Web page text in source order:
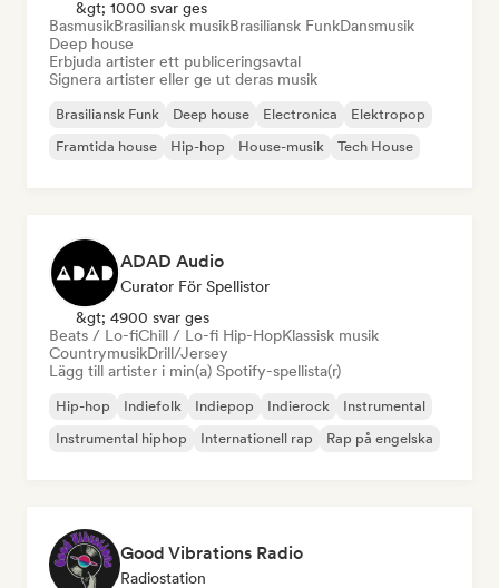
&gt; 1000 svar ges
BasmusikBrasiliansk musikBrasiliansk FunkDansmusik
Deep house
Erbjuda artister ett publiceringsavtal
Signera artister eller ge ut deras musik
Brasiliansk Funk Deep house Electronica
Elektropop
Framtida house
Hip-hop House-musik Tech House
ADAD Audio
Curator För Spellistor
&gt; 4900 svar ges
Beats / Lo-fiChill / Lo-fi Hip-HopKlassisk musik
CountrymusikDrill/Jersey
Lägg till artister i min(a) Spotify-spellista(r)
Hip-hop Indiefolk Indiepop Indierock
Instrumental
Instrumental hiphop
Internationell rap Rap på engelska
Good Vibrations Radio
Radiostation